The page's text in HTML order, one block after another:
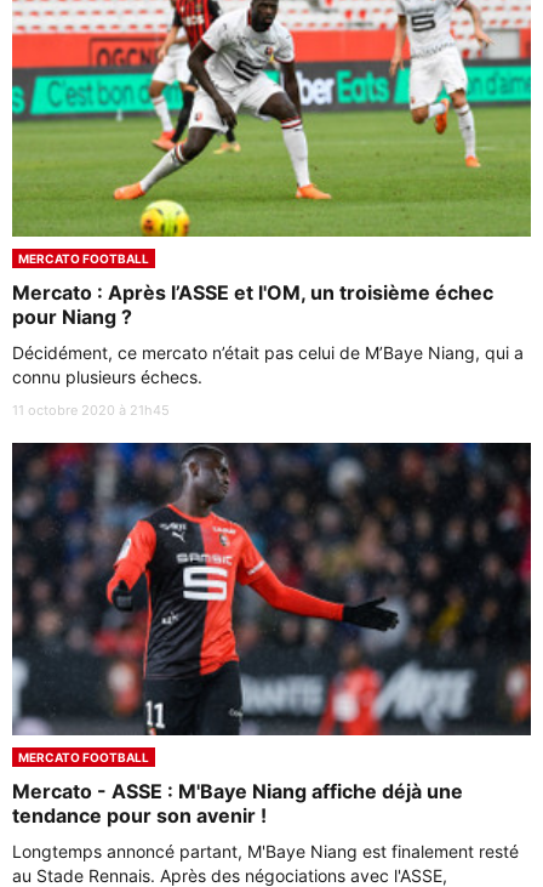
MERCATO FOOTBALL
Mercato : Après l’ASSE et l'OM, un troisième échec
pour Niang ?
Décidément, ce mercato n’était pas celui de M’Baye Niang, qui a
connu plusieurs échecs.
11 octobre 2020 à 21h45
MERCATO FOOTBALL
Mercato - ASSE : M'Baye Niang affiche déjà une
tendance pour son avenir !
Longtemps annoncé partant, M'Baye Niang est finalement resté
au Stade Rennais. Après des négociations avec l'ASSE,